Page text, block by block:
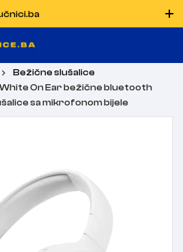
putem Vibera i WhatsAppa
Bežične slušalice
On Ear bežične bluetooth
sa mikrofonom bijele